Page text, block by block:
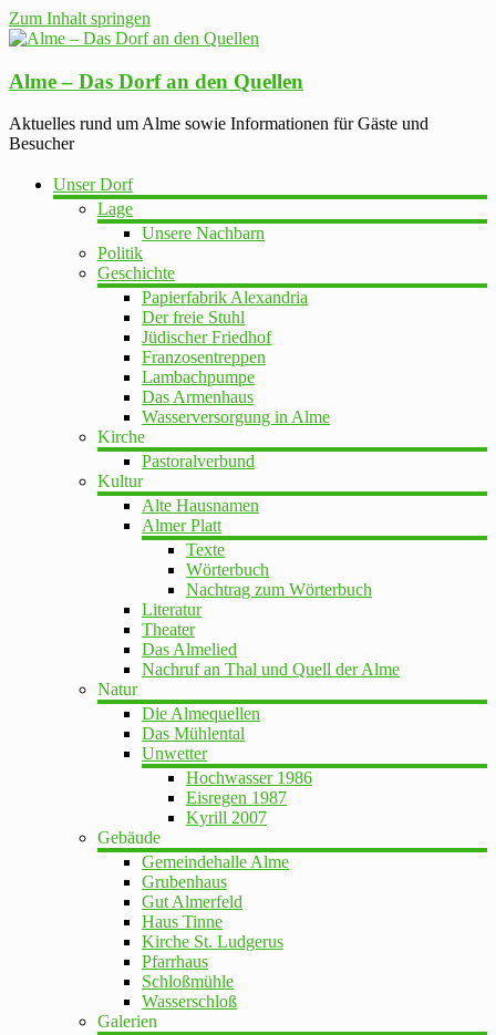
Zum Inhalt springen
Alme – Das Dorf an den Quellen
Aktuelles rund um Alme sowie Informationen für Gäste und
Besucher
Unser Dorf
Lage
Unsere Nachbarn
Politik
Geschichte
Papierfabrik Alexandria
Der freie Stuhl
Jüdischer Friedhof
Franzosentreppen
Lambachpumpe
Das Armenhaus
Wasserversorgung in Alme
Kirche
Pastoralverbund
Kultur
Alte Hausnamen
Almer Platt
Texte
Wörterbuch
Nachtrag zum Wörterbuch
Literatur
Theater
Das Almelied
Nachruf an Thal und Quell der Alme
Natur
Die Almequellen
Das Mühlental
Unwetter
Hochwasser 1986
Eisregen 1987
Kyrill 2007
Gebäude
Gemeindehalle Alme
Grubenhaus
Gut Almerfeld
Haus Tinne
Kirche St. Ludgerus
Pfarrhaus
Schloßmühle
Wasserschloß
Galerien